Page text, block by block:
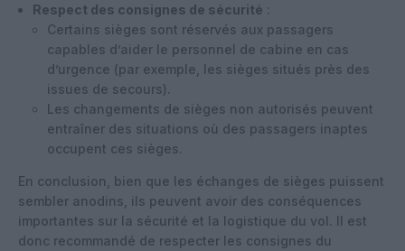
Respect des consignes de sécurité :
Certains sièges sont réservés aux passagers
capables d’aider le personnel de cabine en cas
d’urgence (par exemple, les sièges situés près des
issues de secours).
Les changements de sièges non autorisés peuvent
entraîner des situations où des passagers inaptes
occupent ces sièges.
En conclusion, bien que les échanges de sièges puissent
sembler anodins, ils peuvent avoir des conséquences
importantes sur la sécurité et la logistique du vol. Il est
donc recommandé de respecter les consignes du